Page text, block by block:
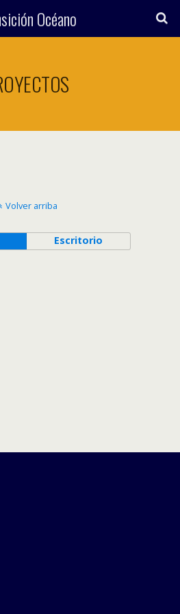
Océano
Volver arriba
Escritorio